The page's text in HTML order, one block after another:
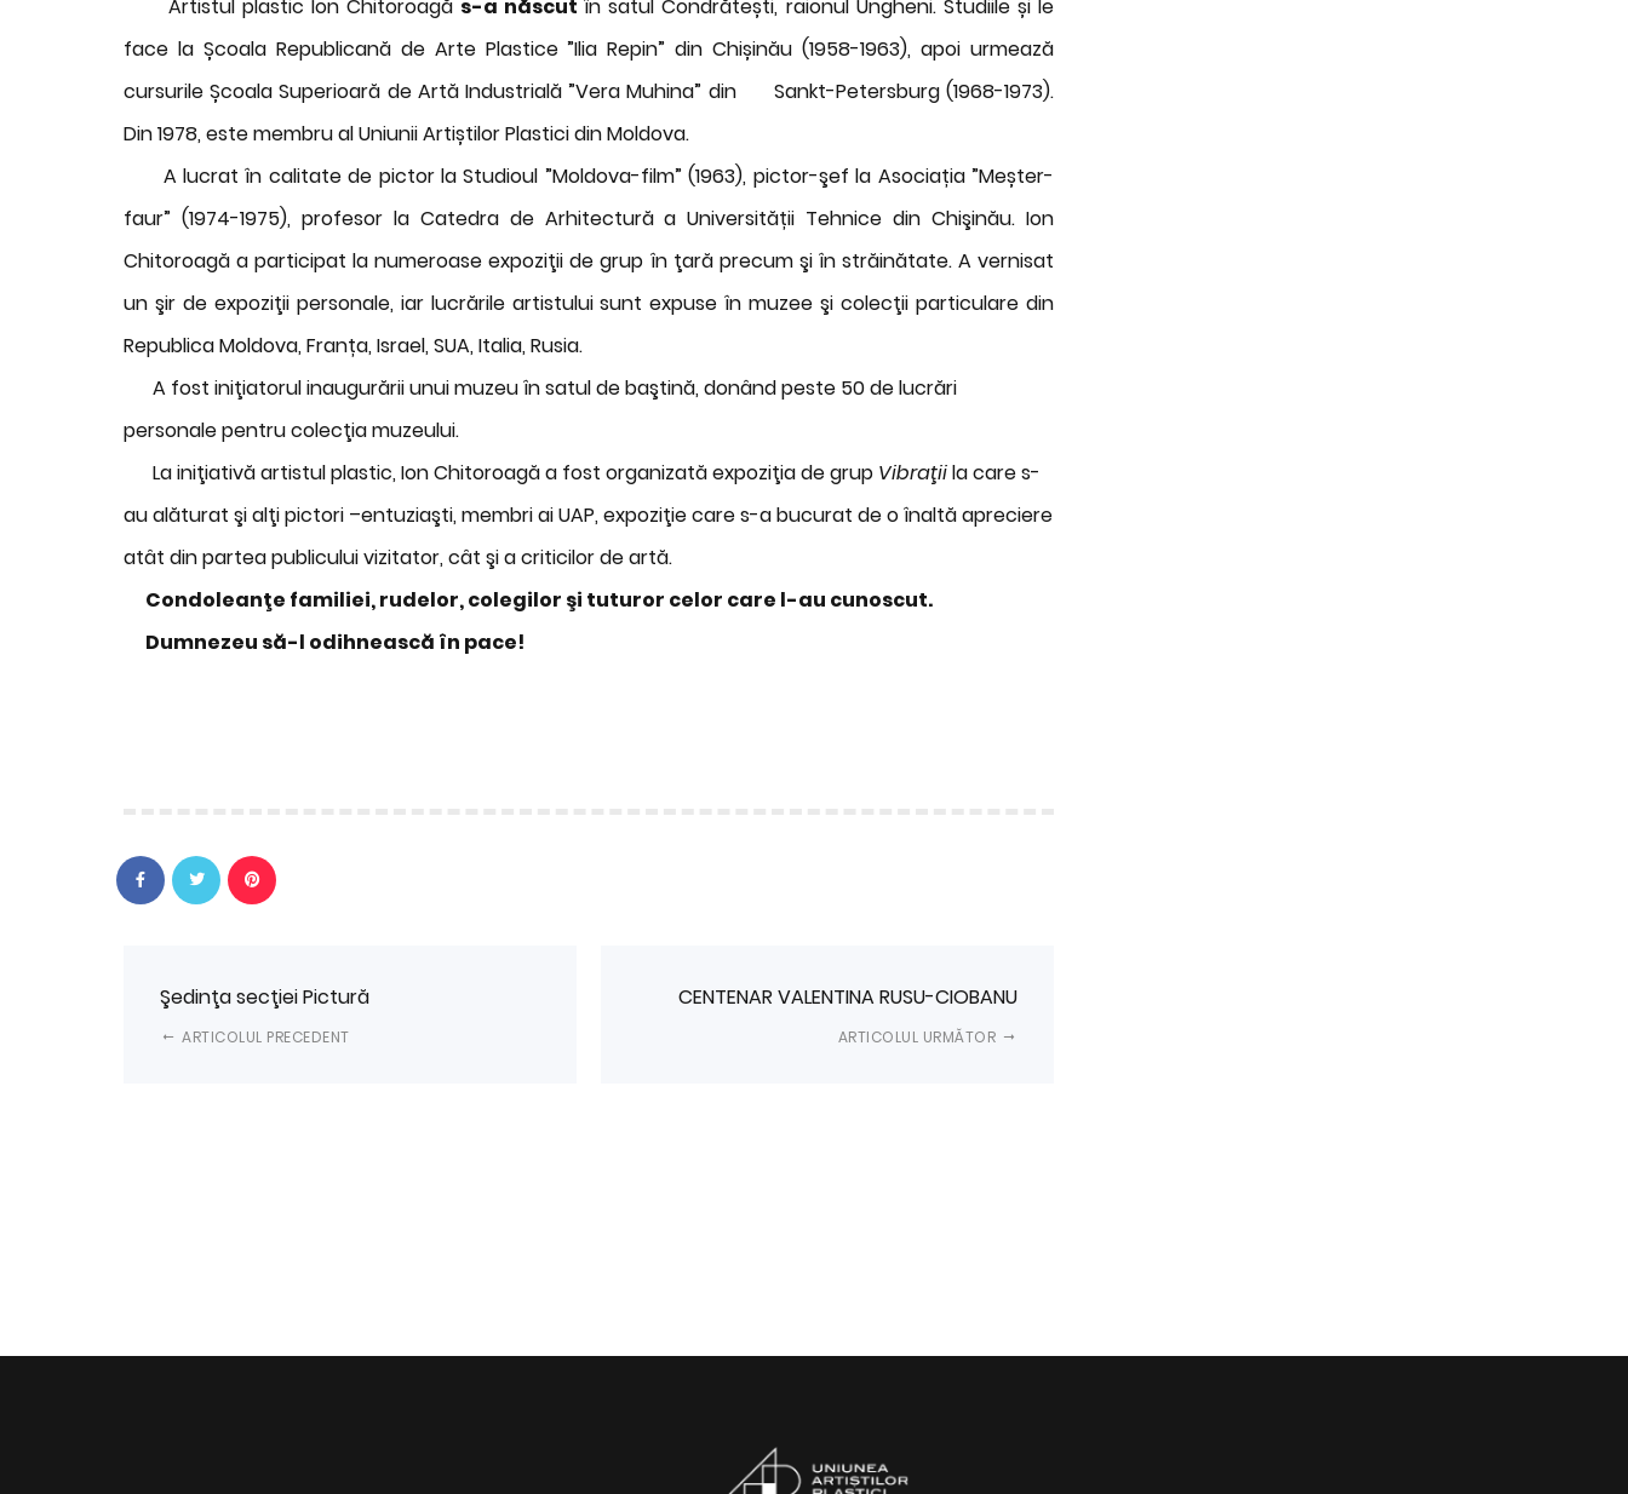
Artistul plastic Ion Chitoroagă s-a născutîn satul Condrătești, raionul Ungheni. Studiile și le
face la Școala Republicană de Arte Plastice ”Ilia Repin” din Chișinău (1958-1963), apoi urmează
cursurile Școala Superioară de Artă Industrială ”Vera Muhina” din Sankt-Petersburg (1968-1973).
Din 1978, este membru al Uniunii Artiștilor Plastici din Moldova.
A lucrat în calitate de pictor la Studioul ”Moldova-film” (1963), pictor-şef la Asociația ”Meșter-
faur” (1974-1975), profesor la Catedra de Arhitectură a Universității Tehnice din Chişinău. Ion
Chitoroagă a participat la numeroase expoziţii de grup în ţară precum şi în străinătate. A vernisat
un şir de expoziţii personale, iar lucrările artistului sunt expuse în muzee şi colecţii particulare din
Republica Moldova, Franța, Israel, SUA, Italia, Rusia.
A fost iniţiatorul inaugurării unui muzeu în satul de baştină, donând peste 50 de lucrări
personale pentru colecţia muzeului.
La iniţiativă artistul plastic, Ion Chitoroagă a fost organizată expoziţia de grup Vibraţiila care s-
au alăturat şi alţi pictori –entuziaşti, membri ai UAP, expoziţie care s-a bucurat de o înaltă apreciere
atât din partea publicului vizitator, cât şi a criticilor de artă.
Condoleanţe familiei, rudelor, colegilor şi tuturor celor care l-au cunoscut.
Dumnezeu să-l odihnească în pace!
Şedinţa secţiei Pictură
ARTICOLUL PRECEDENT
CENTENAR VALENTINA RUSU-CIOBANU
ARTICOLUL URMĂTOR